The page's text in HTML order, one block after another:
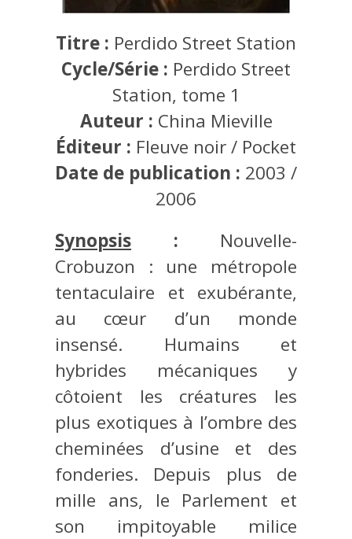
Titre : Perdido Street Station
Cycle/Série : Perdido Street
Station, tome 1
Auteur : China Mieville
Éditeur : Fleuve noir / Pocket
Date de publication : 2003 /
2006
Synopsis : Nouvelle-
Crobuzon : une métropole
tentaculaire et exubérante,
au cœur d’un monde
insensé. Humains et
hybrides mécaniques y
côtoient les créatures les
plus exotiques à l’ombre des
cheminées d’usine et des
fonderies. Depuis plus de
mille ans, le Parlement et
son impitoyable milice